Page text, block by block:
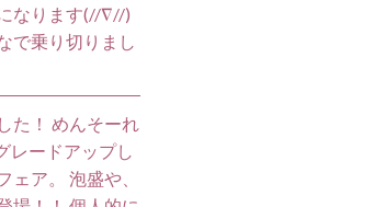
なります(//∇//)
で乗り切りまし
た！ めんそーれ
レードアップし
ェア。 泡盛や、